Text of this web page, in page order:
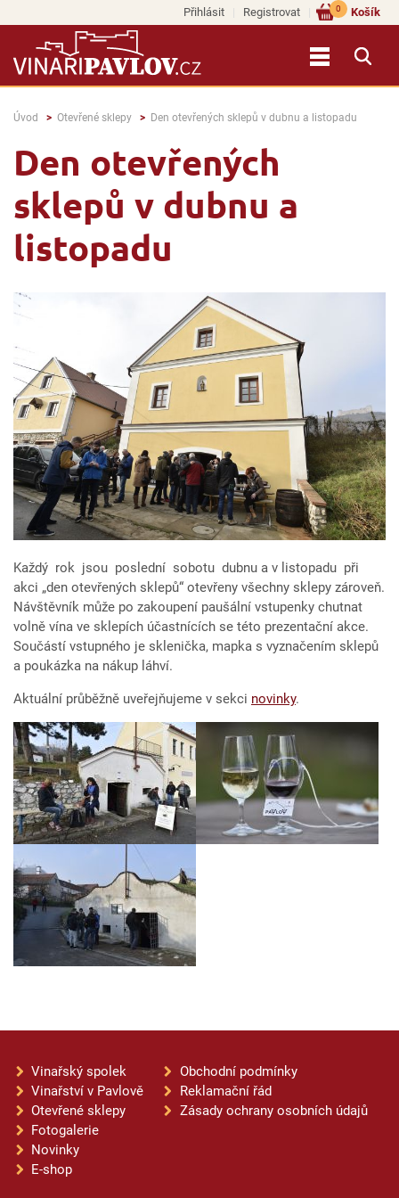
Přihlásit Registrovat Košík
0
Úvod Otevřené sklepy Den otevřených sklepů v dubnu a listopadu
Den otevřených
sklepů v dubnu a
listopadu
Každý rok jsou poslední sobotu dubnu a v listopadu při
akci „den otevřených sklepů“ otevřeny všechny sklepy zároveň.
Návštěvník může po zakoupení paušální vstupenky chutnat
volně vína ve sklepích účastnících se této prezentační akce.
Součástí vstupného je sklenička, mapka s vyznačením sklepů
a poukázka na nákup láhví.
Aktuální průběžně uveřejňujeme v sekci novinky.
Vinařský spolek
Vinařství v Pavlově
Otevřené sklepy
Fotogalerie
Novinky
E-shop
Obchodní podmínky
Reklamační řád
Zásady ochrany osobních údajů